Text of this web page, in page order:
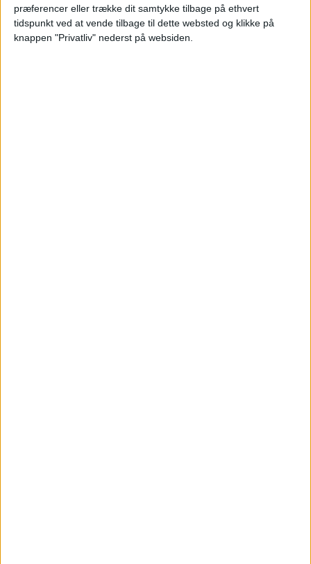
præferencer eller trække dit samtykke tilbage på ethvert
tidspunkt ved at vende tilbage til dette websted og klikke på
knappen "Privatliv" nederst på websiden.